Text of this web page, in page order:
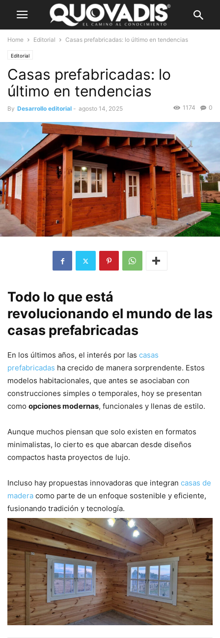
Home Editorial Casas prefabricadas: lo último en tendencias
Editorial
Casas prefabricadas: lo
último en tendencias
By Desarrollo editorial - agosto 14, 2025 0
1174
Todo lo que está
revolucionando el mundo de las
casas prefabricadas
En los últimos años, el interés por las casas
prefabricadas ha crecido de manera sorprendente. Estos
modelos habitacionales, que antes se asociaban con
construcciones simples o temporales, hoy se presentan
como opciones modernas, funcionales y llenas de estilo.
Aunque muchos piensan que solo existen en formatos
minimalistas, lo cierto es que abarcan desde diseños
compactos hasta proyectos de lujo.
Incluso hay propuestas innovadoras que integran casas de
madera como parte de un enfoque sostenible y eficiente,
fusionando tradición y tecnología.